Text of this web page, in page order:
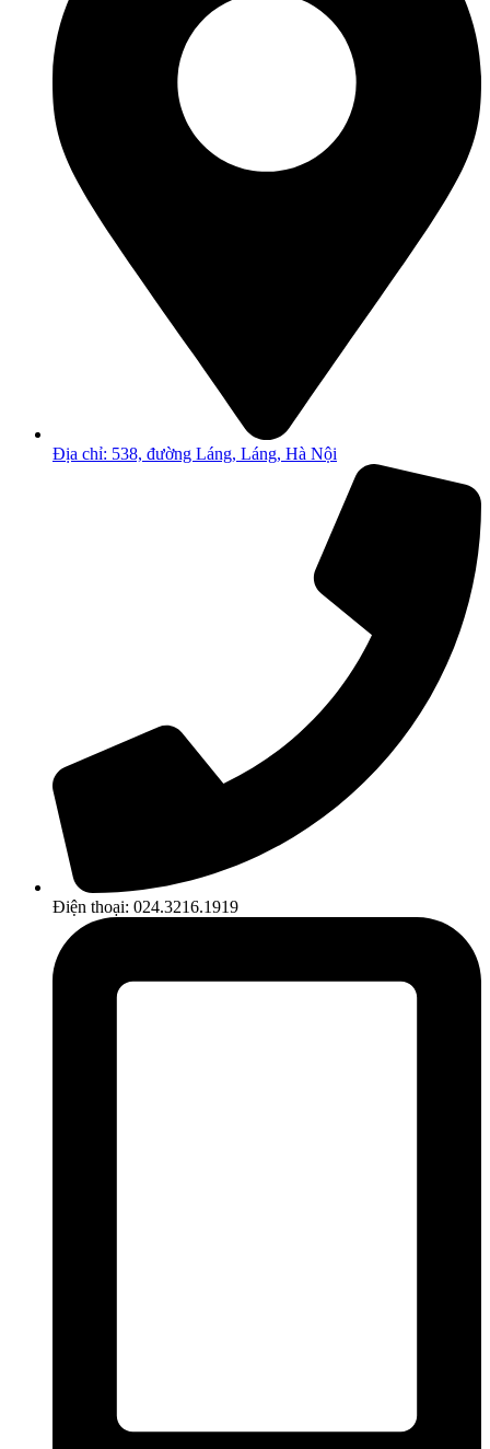
Địa chỉ: 538, đường Láng, Láng, Hà Nội
Điện thoại: 024.3216.1919